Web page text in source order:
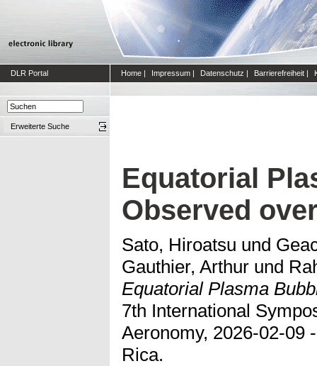
DLR Portal Home | Impressum | Datenschutz | Barrierefreiheit |
Erweiterte Suche
Equatorial
Observed
Sato, Hiroatsu und
Gauthier, Arthur und
Equatorial Plasma
7th International
Aeronomy, 2026-02-09
Rica.